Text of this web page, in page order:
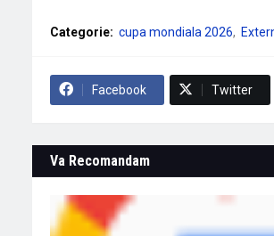
Categorie: cupa mondiala 2026
Facebook Twitter
Va Recomandam